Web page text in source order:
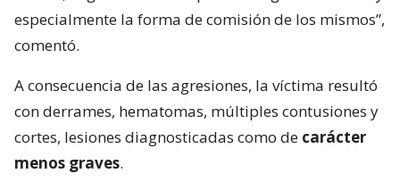
especialmente la forma de comisión de los mismos”,
comentó.
A consecuencia de las agresiones, la víctima resultó
con derrames, hematomas, múltiples contusiones y
cortes, lesiones diagnosticadas como de carácter
menos graves.